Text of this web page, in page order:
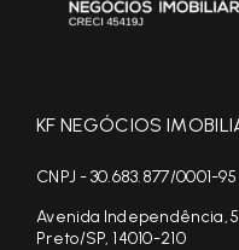
KF NEGÓCIOS
CNPJ - 30.683.877/0001-95
Avenida Independência,
Preto/SP, 14010-210